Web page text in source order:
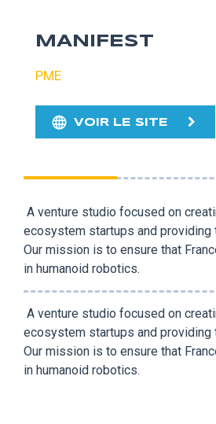
MANIFEST
PME
VOIR LE SITE
A venture studio focused on
ecosystem startups and providing
Our mission is to ensure that
in humanoid robotics.
A venture studio focused on
ecosystem startups and providing
Our mission is to ensure that
in humanoid robotics.